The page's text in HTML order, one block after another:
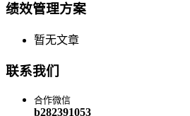
绩效管理方案
暂无文章
联系我们
合作微信
b282391053